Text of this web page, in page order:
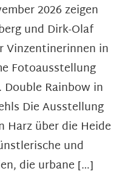
2026 zeigen
und Dirk-Olaf
Vinzentinerinnen in
Fotoausstellung
Rainbow in
Die Ausstellung
über die Heide
und
die urbane […]